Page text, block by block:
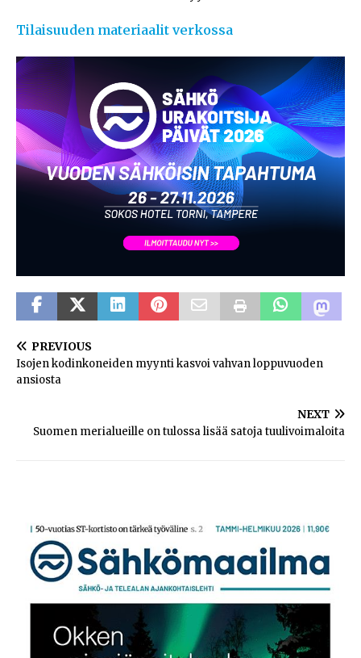
Tilaisuuden materiaalit verkossa
PREVIOUS
Isojen kodinkoneiden myynti kasvoi vahvan loppuvuoden
ansiosta
NEXT
Suomen merialueille on tulossa lisää satoja tuulivoimaloita